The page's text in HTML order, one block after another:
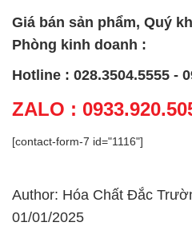
Giá bán sản phẩm, Quý
Phòng kinh doanh :
Hotline : 028.3504.5555 -
ZALO :
[contact-form-7 id="1116"]
Author: Hóa Chất Đắc
01/01/2025